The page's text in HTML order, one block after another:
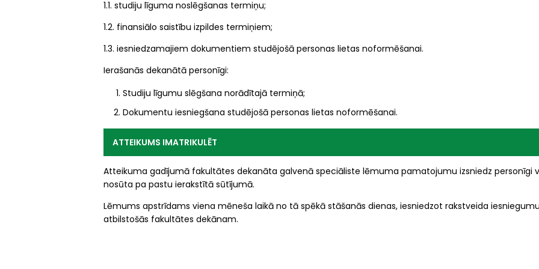
1.1. studiju līguma noslēgšanas termiņu;
1.2. finansiālo saistību izpildes termiņiem;
1.3. iesniedzamajiem dokumentiem studējošā personas lietas noformēšanai.
Ierašanās dekanātā personīgi:
Studiju līgumu slēgšana norādītajā termiņā;
Dokumentu iesniegšana studējošā personas lietas noformēšanai.
ATTEIKUMS IMATRIKULĒT
Atteikuma gadījumā fakultātes dekanāta galvenā speciāliste lēmuma pamatojumu izsniedz personīgi
nosūta pa pastu ierakstītā sūtījumā.
Lēmums apstrīdams viena mēneša laikā no tā spēkā stāšanās dienas, iesniedzot rakstveida
atbilstošās fakultātes dekānam.